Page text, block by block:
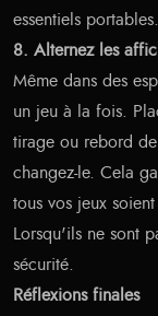
essentiels portables.
8. Alternez les
Même dans des
un jeu à la fois.
tirage ou rebord
changez-le. Cela
tous vos jeux
Lorsqu'ils ne sont
sécurité.
Réflexions finales